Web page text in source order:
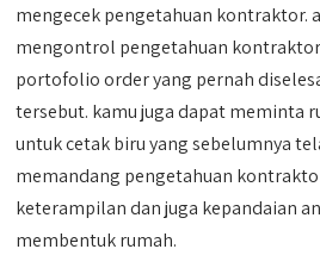
mengecek pengetahuan kontraktor.
mengontrol pengetahuan
portofolio order yang pernah
tersebut. kamu juga dapat meminta
untuk cetak biru yang sebelumnya
memandang pengetahuan
keterampilan dan juga kepandaian
membentuk rumah.